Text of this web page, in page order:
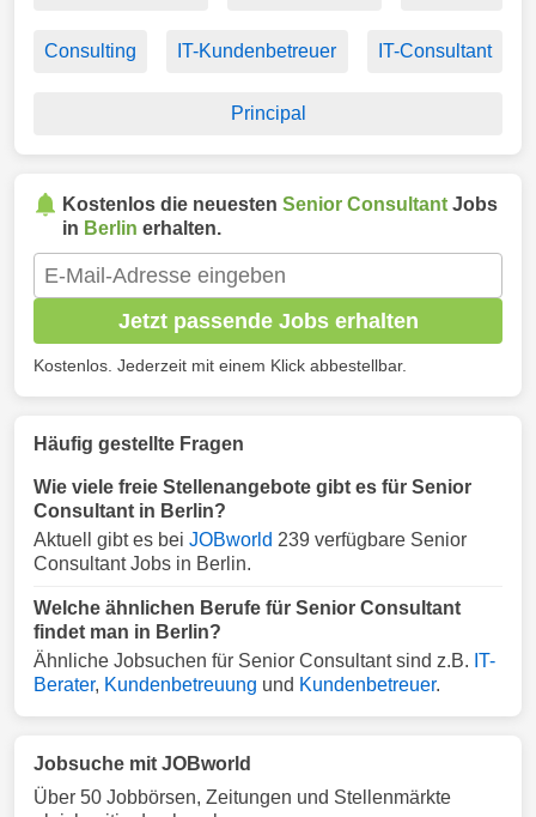
Consulting IT-Kundenbetreuer IT-Consultant
Principal
Kostenlos die neuesten Senior Consultant Jobs
in Berlin erhalten.
Jetzt passende Jobs erhalten
Kostenlos. Jederzeit mit einem Klick abbestellbar.
Häufig gestellte Fragen
Wie viele freie Stellenangebote gibt es für Senior
Consultant in Berlin?
Aktuell gibt es bei JOBworld 239 verfügbare Senior
Consultant Jobs in Berlin.
Welche ähnlichen Berufe für Senior Consultant
findet man in Berlin?
Ähnliche Jobsuchen für Senior Consultant sind z.B. IT-
Berater, Kundenbetreuung und Kundenbetreuer.
Jobsuche mit JOBworld
Über 50 Jobbörsen, Zeitungen und Stellenmärkte